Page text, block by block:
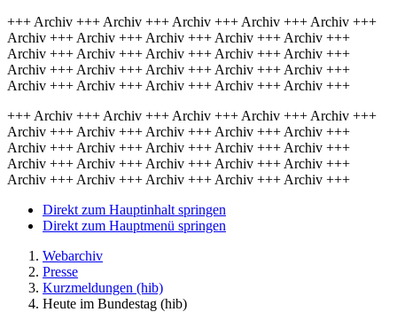
+++ Archiv +++ Archiv +++ Archiv +++ Archiv +++ Archiv +++
Archiv +++ Archiv +++ Archiv +++ Archiv +++ Archiv +++
Archiv +++ Archiv +++ Archiv +++ Archiv +++ Archiv +++
Archiv +++ Archiv +++ Archiv +++ Archiv +++ Archiv +++
Archiv +++ Archiv +++ Archiv +++ Archiv +++ Archiv +++
+++ Archiv +++ Archiv +++ Archiv +++ Archiv +++ Archiv +++
Archiv +++ Archiv +++ Archiv +++ Archiv +++ Archiv +++
Archiv +++ Archiv +++ Archiv +++ Archiv +++ Archiv +++
Archiv +++ Archiv +++ Archiv +++ Archiv +++ Archiv +++
Archiv +++ Archiv +++ Archiv +++ Archiv +++ Archiv +++
Direkt zum Hauptinhalt springen
Direkt zum Hauptmenü springen
Webarchiv
Presse
Kurzmeldungen (hib)
Heute im Bundestag (hib)